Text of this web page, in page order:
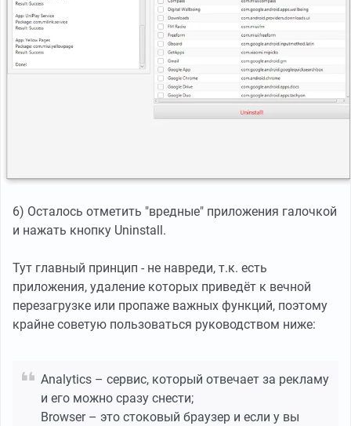
6) Осталось отметить "вредные" приложения галочкой
и нажать кнопку Uninstall.
Тут главный принцип - не навреди, т.к. есть
приложения, удаление которых приведёт к вечной
перезагрузке или пропаже важных функций, поэтому
крайне советую пользоваться руководством ниже:
Analytics – сервис, который отвечает за рекламу
и его можно сразу снести;
Browser – это стоковый браузер и если у вы